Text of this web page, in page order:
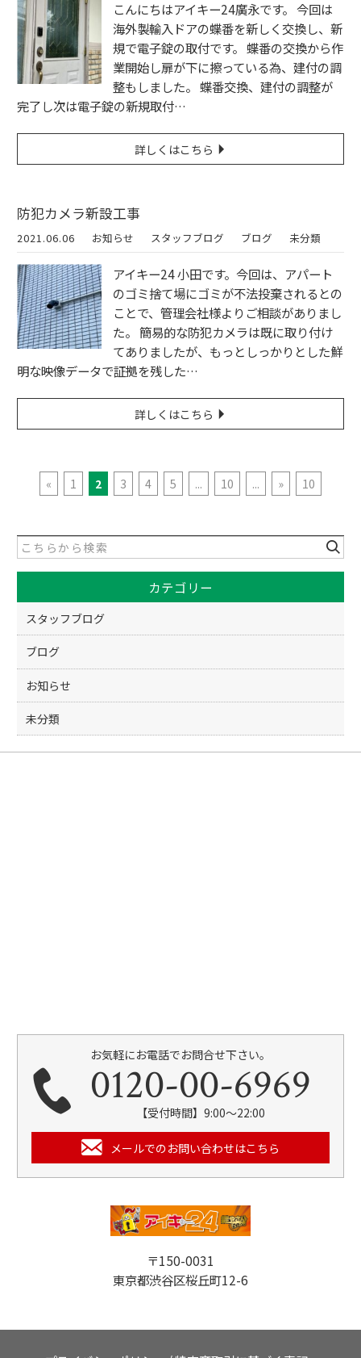
こんにちはアイキー24廣永です。 今回は
海外製輸入ドアの蝶番を新しく交換し、新
規で電子錠の取付です。 蝶番の交換から作
業開始し扉が下に擦っている為、建付の調
整もしました。 蝶番交換、建付の調整が
完了し次は電子錠の新規取付…
詳しくはこちら
防犯カメラ新設工事
2021.06.06 お知らせ スタッフブログ ブログ 未分類
アイキー24 小田です。今回は、アパート
のゴミ捨て場にゴミが不法投棄されるとの
ことで、管理会社様よりご相談がありまし
た。 簡易的な防犯カメラは既に取り付け
てありましたが、もっとしっかりとした鮮
明な映像データで証拠を残した…
詳しくはこちら
« 1 2 3 4 5 ... 10 ... » 10
カテゴリー
スタッフブログ
ブログ
お知らせ
未分類
お気軽にお電話でお問合せ下さい。
0120-00-6969
【受付時間】9:00～22:00
メールでのお問い合わせはこちら
〒150-0031
東京都渋谷区桜丘町12-6